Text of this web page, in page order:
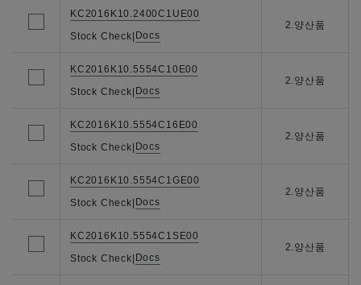
KC2016K10.2400C1UE00
Stock Check| Docs
2.양산품
KC2016K10.5554C10E00
Stock Check| Docs
2.양산품
KC2016K10.5554C16E00
Stock Check| Docs
2.양산품
KC2016K10.5554C1GE00
Stock Check| Docs
2.양산품
KC2016K10.5554C1SE00
Stock Check| Docs
2.양산품